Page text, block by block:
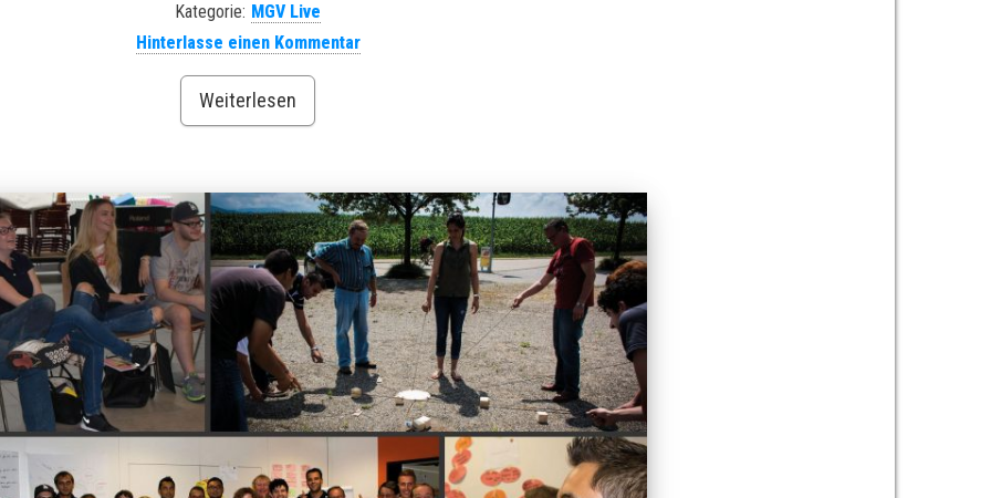
Kategorie: MGV Live
Hinterlasse einen Kommentar
Weiterlesen